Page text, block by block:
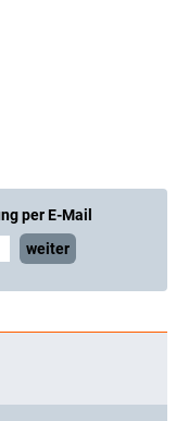
per E-Mail
weiter